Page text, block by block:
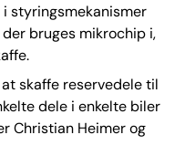
styringsmekanismer
bruges mikrochip i,
skaffe reservedele til
dele i enkelte biler
Christian Heimer og